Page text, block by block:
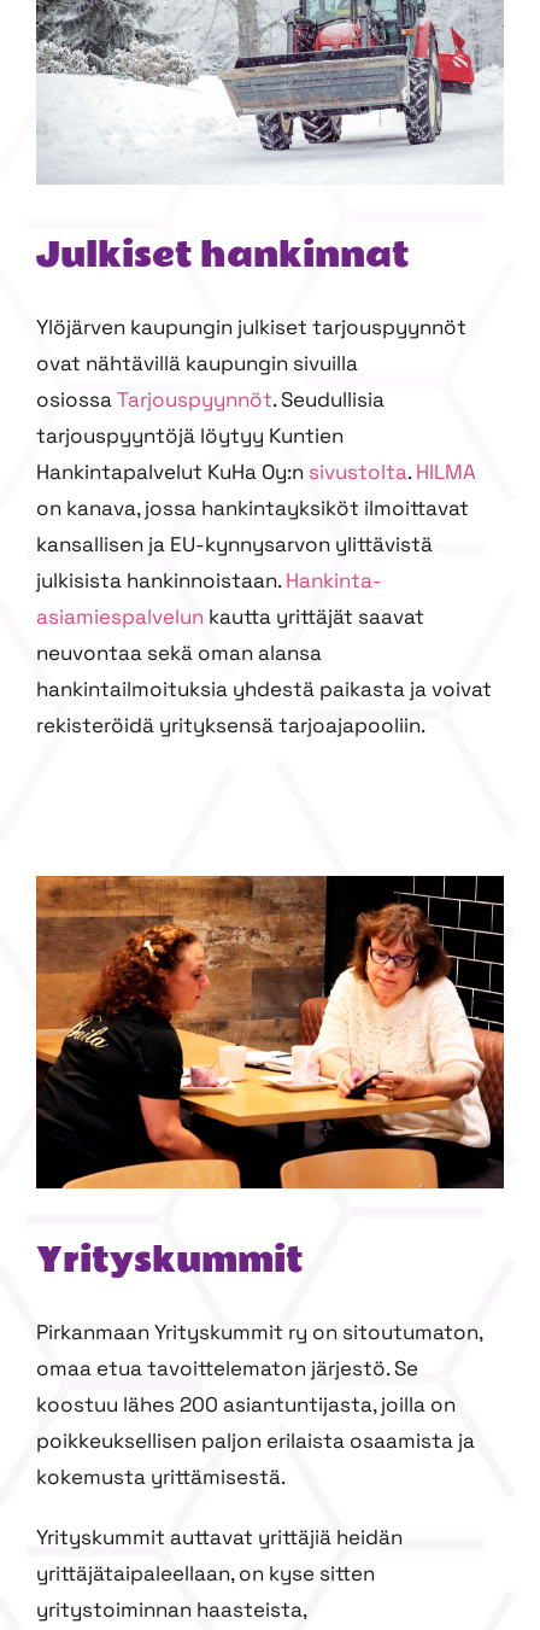
Julkiset hankinnat
Ylöjärven kaupungin julkiset tarjouspyynnöt
ovat nähtävillä kaupungin sivuilla
osiossaTarjouspyynnöt. Seudullisia
tarjouspyyntöjä löytyy Kuntien
Hankintapalvelut KuHa Oy:n sivustolta.HILMA
on kanava, jossa hankintayksiköt ilmoittavat
kansallisen ja EU-kynnysarvon ylittävistä
julkisista hankinnoistaan.Hankinta-
asiamiespalvelunkautta yrittäjät saavat
neuvontaa sekä oman alansa
hankintailmoituksia yhdestä paikasta ja voivat
rekisteröidä yrityksensä tarjoajapooliin.
Yrityskummit
Pirkanmaan Yrityskummit ry on sitoutumaton,
omaa etua tavoittelematon järjestö. Se
koostuu lähes 200 asiantuntijasta, joilla on
poikkeuksellisen paljon erilaista osaamista ja
kokemusta yrittämisestä.
Yrityskummit auttavat yrittäjiä heidän
yrittäjätaipaleellaan, on kyse sitten
yritystoiminnan haasteista,